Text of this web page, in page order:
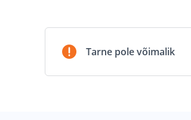
Tarne pole võimalik